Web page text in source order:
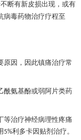
断有新皮损出现，或有
病毒药物治疗疗程至
原因，因此镇痛治疗常
酰氨基酚或弱阿片类药
等治疗神经病理性疼痛
5%利多卡因贴剂治疗。